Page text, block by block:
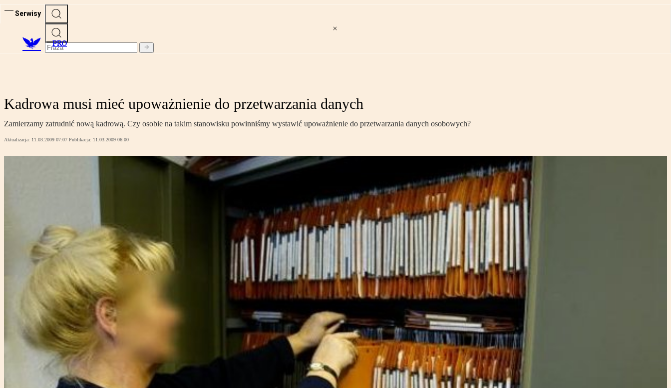
Serwisy
PRO
Kadrowa musi mieć upoważnienie do przetwarzania danych
Zamierzamy zatrudnić nową kadrową. Czy osobie na takim stanowisku powinniśmy wystawić upoważnienie do przetwarzania danych osobowych?
Aktualizacja: 11.03.2009 07:07 Publikacja: 11.03.2009 06:00